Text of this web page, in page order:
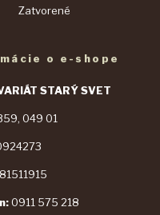
Zatvorené
o e-shope
STARÝ SVET
049 01
0911 575 218